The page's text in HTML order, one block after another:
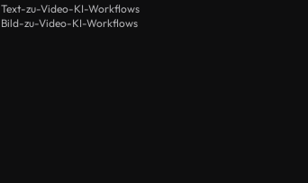
Text-zu-Video-KI-Workflows
Bild-zu-Video-KI-Workflows